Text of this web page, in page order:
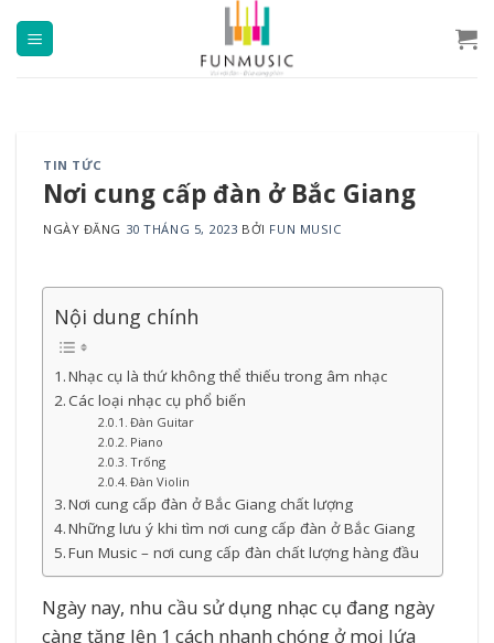
đến
TIN TỨC
Nơi cung cấp đàn ở Bắc Giang
NGÀY ĐĂNG 30 THÁNG 5, 2023 BỞI FUN MUSIC
Nội dung chính
Nhạc cụ là thứ không thể thiếu trong âm nhạc
Các loại nhạc cụ phổ biến
Đàn Guitar
Piano
Trống
Đàn Violin
Nơi cung cấp đàn ở Bắc Giang chất lượng
Những lưu ý khi tìm nơi cung cấp đàn ở Bắc Giang
Fun Music – nơi cung cấp đàn chất lượng hàng đầu
Ngày nay, nhu cầu sử dụng nhạc cụ đang ngày
càng tăng lên 1 cách nhanh chóng ở mọi lứa